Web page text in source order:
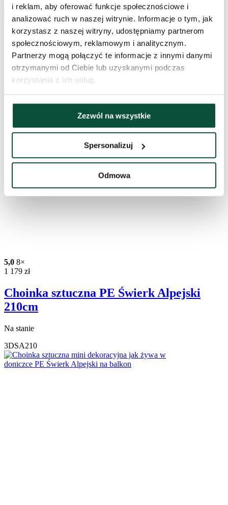
i reklam, aby oferować funkcje społecznościowe i
analizować ruch w naszej witrynie. Informacje o tym, jak
korzystasz z naszej witryny, udostępniamy partnerom
społecznościowym, reklamowym i analitycznym.
Partnerzy mogą połączyć te informacje z innymi danymi
otrzymanymi od Ciebie lub uzyskanymi podczas
korzystania z ich usług.
Zezwól na wszystkie
Spersonalizuj
Odmowa
3DSSTIH210
5,0 8×
1 179 zł
Choinka sztuczna PE Świerk Alpejski
210cm
Na stanie
3DSA210